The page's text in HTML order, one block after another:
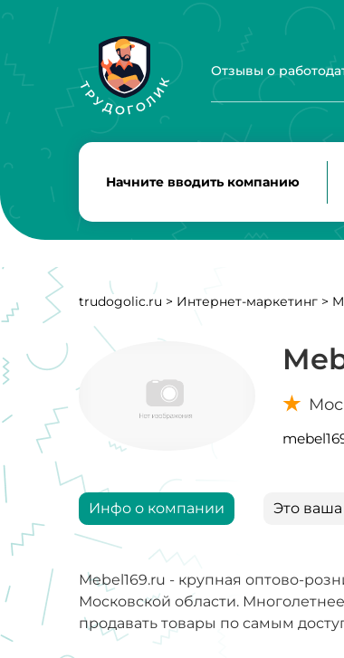
Отзывы о
Начните вводить компанию
trudogolic.ru > Интернет-маркетинг >
Инфо о компании Это
Mebel169.ru - крупная оптово-
Московской области.
продавать товары по самым